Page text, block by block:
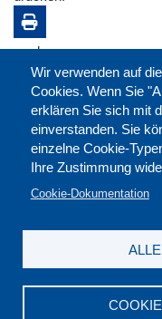
Wir verwenden auf
Cookies. Wenn Sie
erklären Sie sich mit
einverstanden. Sie
einzelne Cookie-
Ihre Zustimmung
Cookie-Dokumentation
merken:
DGB-Bildungswerk